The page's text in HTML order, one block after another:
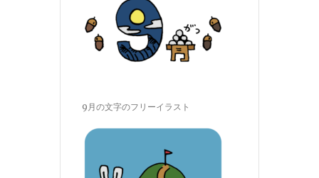
9月の文字のフリーイラスト